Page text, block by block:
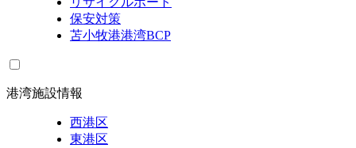
保安対策
苫小牧港港湾BCP
港湾施設情報
西港区
東港区